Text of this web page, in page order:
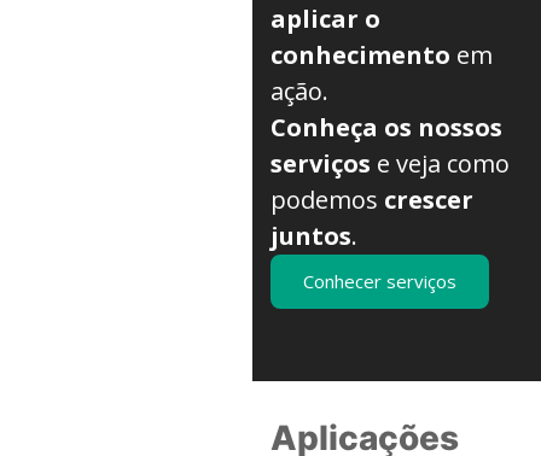
aplicar o
conhecimento em
ação.
Conheça os nossos
serviços e veja como
podemos crescer
juntos.
Conhecer serviços
Aplicações